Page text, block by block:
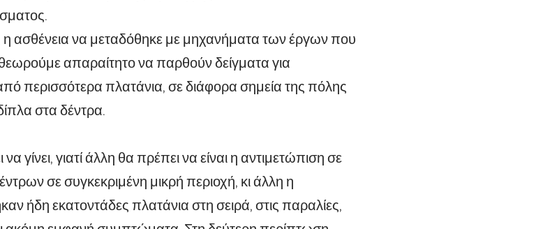
η ασθένεια να μεταδόθηκε με μηχανήματα των έργων που
απαραίτητο να παρθούν δείγματα για
περισσότερα πλατάνια, σε διάφορα σημεία της πόλης
στα δέντρα.
γίνει, γιατί άλλη θα πρέπει να είναι η αντιμετώπιση σε
σε συγκεκριμένη μικρή περιοχή, κι άλλη η
ήδη εκατοντάδες πλατάνια στη σειρά, στις παραλίες,